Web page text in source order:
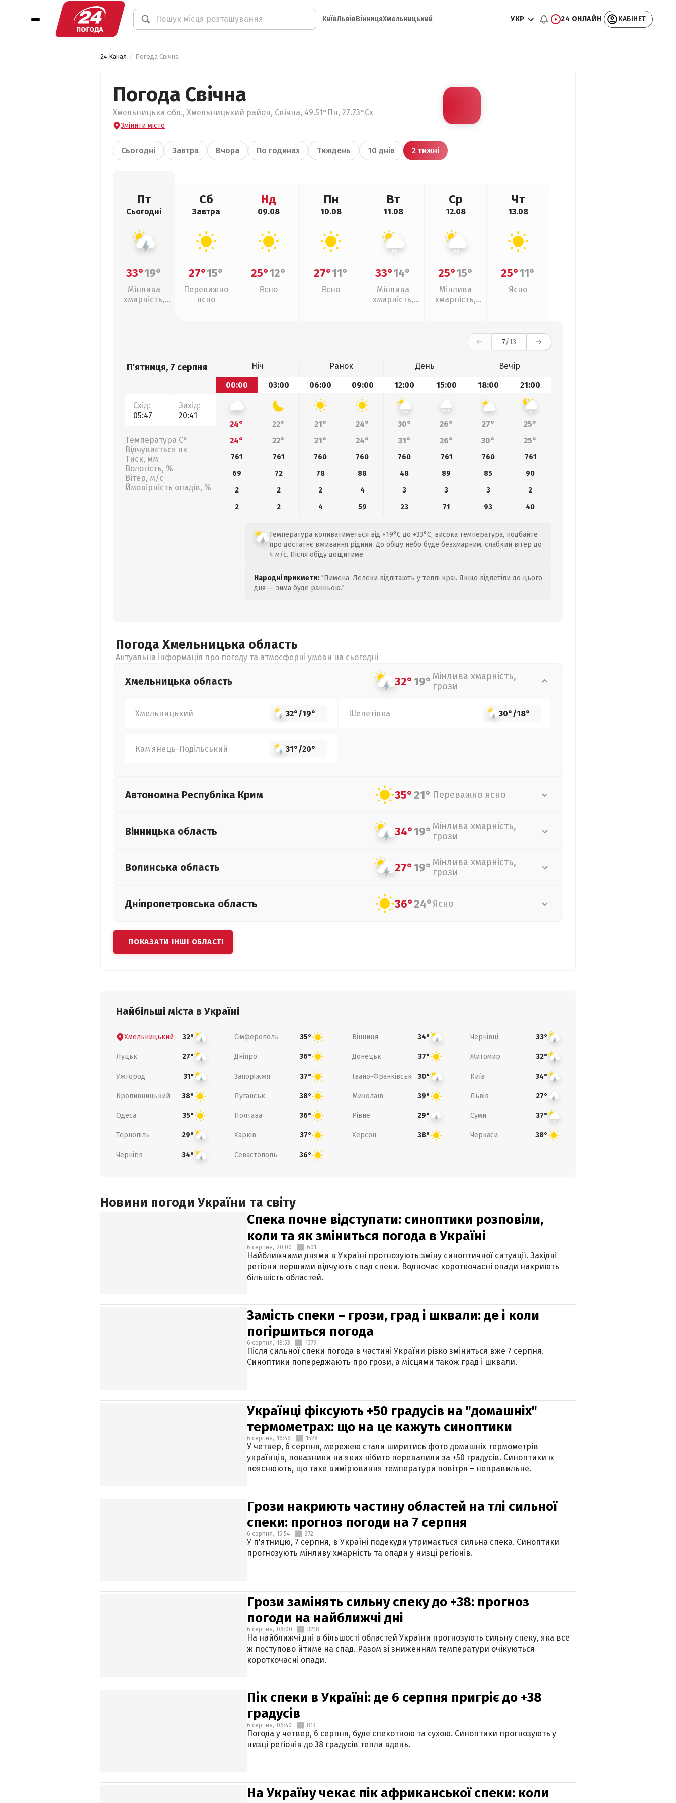
КиївЛьвівВінницяХмельницький УКР 24 ОНЛАЙН КАБІНЕТ
24 Канал Погода Свічна
Погода Свічна
Хмельницька обл., Хмельницький район, Свічна, 49.51°Пн, 27.73°Сх
Змінити місто
Сьогодні Завтра Вчора По годинах Тиждень 10 днів 2 тижні
Пт
Сьогодні
33°19°
Мінлива
хмарність,
Сб
Завтра
27°15°
Переважно
ясно
Нд
09.08
25°12°
Ясно
Пн
10.08
27°11°
Ясно
Вт
11.08
33°14°
Мінлива
хмарність,
Ср
12.08
25°15°
Мінлива
хмарність,
Чт
13.08
25°11°
Ясно
7/13
П'ятниця, 7 серпня
Схід:
05:47
Захід:
20:41
Температура С°
Відчувається як
Тиск, мм
Вологість, %
Вітер, м/с
Ймовірність опадів, %
Ніч Ранок День
Вечір
00:00
03:00 06:00 09:00 12:00 15:00 18:00 21:00
24° 22° 21° 24° 30° 26° 27°
25°
24°
22° 21° 24° 31° 26° 30° 25°
761 761 760 760 760 761 760
761
69
72 78 88 48 89 85
90
2
2 2 4 3 3 3
2
2
2 4 59 23 71 93 40
Температура коливатиметься від +19°C до +33°C, висока температура, подбайте
про достатнє вживання рідини. До обіду небо буде безхмарним, слабкий вітер до
4 м/с. Після обіду дощитиме.
Народні прикмети: "Пимена. Лелеки відлітають у теплі краї. Якщо відлетіли до цього
дня — зима буде ранньою."
Погода Хмельницька область
Актуальна інформація про погоду та атмосферні умови на сьогодні
Хмельницька область 32°19° Мінлива хмарність,
грози
Хмельницький 32°/19° Шепетівка 30°/18°
Кам’янець-Подільський 31°/20°
Автономна Республіка Крим 35°21° Переважно ясно
Вінницька область 34°19° Мінлива хмарність,
грози
Волинська область 27°19° Мінлива хмарність,
грози
Дніпропетровська область 36°24°Ясно
ПОКАЗАТИ ІНШІ ОБЛАСТІ
Найбільші міста в Україні
Хмельницький 32° Сімферополь 35° Вінниця 34° Чернівці 33°
Луцьк 27° Дніпро 36° Донецьк 37° Житомир 32°
Ужгород 31° Запоріжжя 37° Івано-Франківськ 30° Київ 34°
Кропивницький 38° Луганськ 38° Миколаїв 39° Львів 27°
Одеса 35° Полтава 36° Рівне 29° Суми 37°
Тернопіль 29° Харків 37° Херсон 38° Черкаси 38°
Чернігів 34° Севастополь 36°
Новини погоди України та світу
Спека почне відступати: синоптики розповіли,
коли та як зміниться погода в Україні
6 серпня, 20:00 601
Найближчими днями в Україні прогнозують зміну синоптичної ситуації. Західні
регіони першими відчують спад спеки. Водночас короткочасні опади накриють
більшість областей.
Замість спеки – грози, град і шквали: де і коли
погіршиться погода
6 серпня, 18:53 1379
Після сильної спеки погода в частині України різко зміниться вже 7 серпня.
Синоптики попереджають про грози, а місцями також град і шквали.
Українці фіксують +50 градусів на "домашніх"
термометрах: що на це кажуть синоптики
6 серпня, 16:46 1528
У четвер, 6 серпня, мережею стали ширитись фото домашніх термометрів
українців, показники на яких нібито перевалили за +50 градусів. Синоптики ж
пояснюють, що таке вимірювання температури повітря – неправильне.
Грози накриють частину областей на тлі сильної
спеки: прогноз погоди на 7 серпня
6 серпня, 15:54 372
У п'ятницю, 7 серпня, в Україні подекуди утримається сильна спека. Синоптики
прогнозують мінливу хмарність та опади у низці регіонів.
Грози замінять сильну спеку до +38: прогноз
погоди на найближчі дні
6 серпня, 08:00 3218
На найближчі дні в більшості областей України прогнозують сильну спеку, яка все
ж поступово йтиме на спад. Разом зі зниженням температури очікуються
короткочасні опади.
Пік спеки в Україні: де 6 серпня пригріє до +38
градусів
6 серпня, 06:40 813
Погода у четвер, 6 серпня, буде спекотною та сухою. Синоптики прогнозують у
низці регіонів до 38 градусів тепла вдень.
На Україну чекає пік африканської спеки: коли